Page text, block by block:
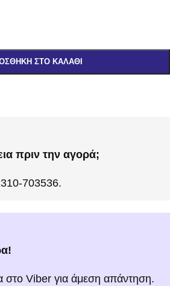
ΣΤΟ ΚΑΛΆΘΙ
πριν την αγορά;
703536.
στο Viber για άμεση απάντηση.